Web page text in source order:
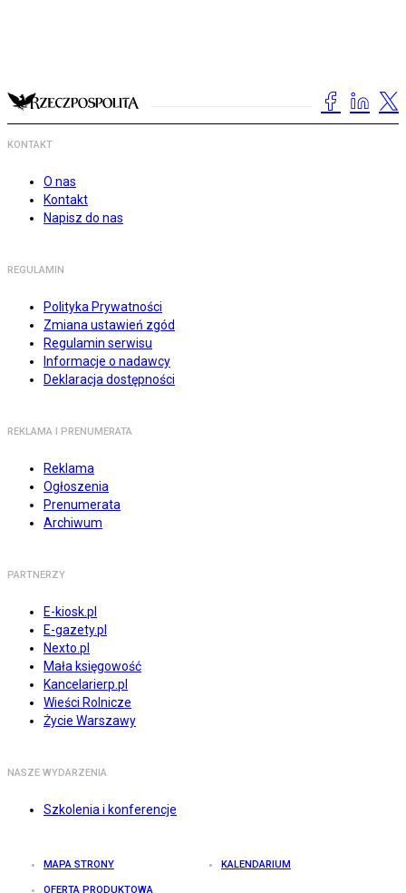
KONTAKT
O nas
Kontakt
Napisz do nas
REGULAMIN
Polityka Prywatności
Zmiana ustawień zgód
Regulamin serwisu
Informacje o nadawcy
Deklaracja dostępności
REKLAMA I PRENUMERATA
Reklama
Ogłoszenia
Prenumerata
Archiwum
PARTNERZY
E-kiosk.pl
E-gazety.pl
Nexto.pl
Mała księgowość
Kancelarierp.pl
Wieści Rolnicze
Życie Warszawy
NASZE WYDARZENIA
Szkolenia i konferencje
MAPA STRONY KALENDARIUM
OFERTA PRODUKTOWA